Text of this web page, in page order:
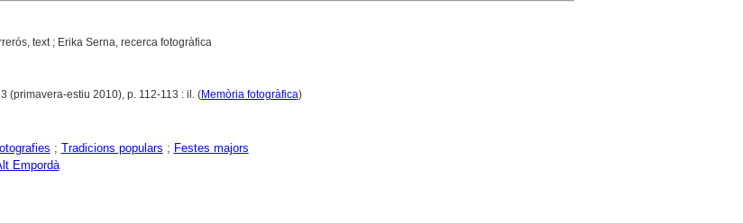
text ; Erika Serna, recerca fotogràfica
(primavera-estiu 2010), p. 112-113 : il. (Memòria fotogràfica)
; Tradicions populars ; Festes majors
Empordà